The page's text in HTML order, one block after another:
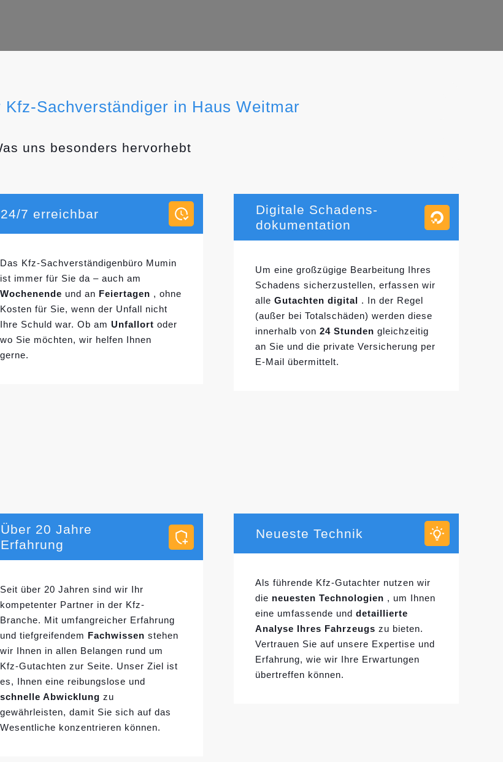
Kfz-Sachverständiger in Haus Weitmar
uns besonders hervorhebt
24/7 erreichbar
Das Kfz-Sachverständigenbüro Mumin
ist immer für Sie da – auch am
Wochenende und an Feiertagen , ohne
Kosten für Sie, wenn der Unfall nicht
Ihre Schuld war. Ob am Unfallort oder
wo Sie möchten, wir helfen Ihnen
gerne.
Digitale Schadens-
dokumentation
Um eine großzügige Bearbeitung Ihres
Schadens sicherzustellen, erfassen wir
alleGutachten digital
. In der Regel
(außer bei Totalschäden) werden diese
innerhalb von24 Stunden gleichzeitig
an Sie und die private Versicherung per
E-Mail übermittelt.
Über 20 Jahre
Erfahrung
Seit über 20 Jahren sind wir Ihr
kompetenter Partner in der Kfz-
Branche. Mit umfangreicher Erfahrung
und tiefgreifendem Fachwissen stehen
wir Ihnen in allen Belangen rund um
Kfz-Gutachten zur Seite. Unser Ziel ist
es, Ihnen eine reibungslose und
schnelle Abwicklung zu
gewährleisten, damit Sie sich auf das
Wesentliche konzentrieren können.
Neueste Technik
Als führende Kfz-Gutachter nutzen wir
die neuesten Technologien , um Ihnen
eine umfassende unddetaillierte
Analyse Ihres Fahrzeugs zu bieten.
Vertrauen Sie auf unsere Expertise und
Erfahrung, wie wir Ihre Erwartungen
übertreffen können.